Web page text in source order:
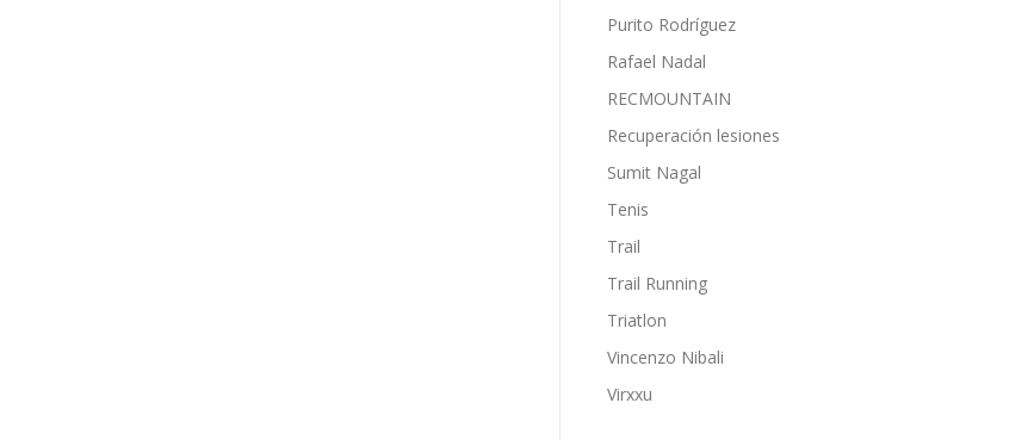
Purito Rodríguez
Rafael Nadal
RECMOUNTAIN
Recuperación lesiones
Sumit Nagal
Tenis
Trail
Trail Running
Triatlon
Vincenzo Nibali
Virxxu